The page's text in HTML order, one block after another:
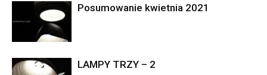
Posumowanie kwietnia 2021
LAMPY TRZY – 2